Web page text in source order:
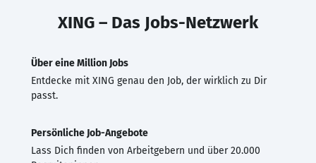
XING – Das Jobs-Netzwerk
Über eine Million Jobs
Entdecke mit XING genau den Job, der wirklich zu Dir
passt.
Persönliche Job-Angebote
Lass Dich finden von Arbeitgebern und über 20.000